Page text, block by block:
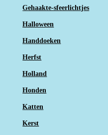
Gehaakte-sfeerlichtjes
Halloween
Handdoeken
Herfst
Holland
Honden
Katten
Kerst